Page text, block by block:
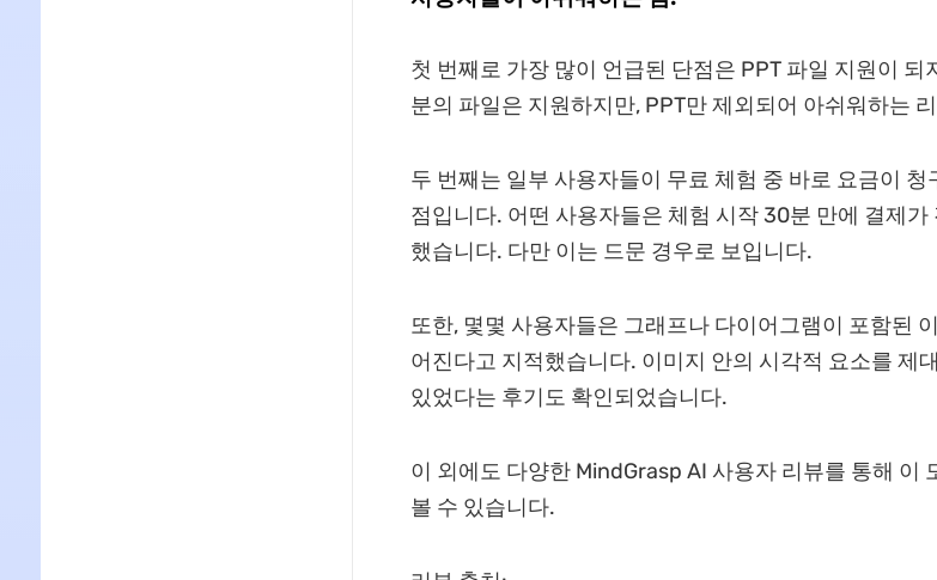
첫 번째로 가장 많이 언급된 단점은 PPT 파일 지원이 되
분의 파일은 지원하지만, PPT만 제외되어 아쉬워하는
두 번째는 일부 사용자들이 무료 체험 중 바로 요금이
점입니다. 어떤 사용자들은 체험 시작 30분 만에 결제
했습니다. 다만 이는 드문 경우로 보입니다.
또한, 몇몇 사용자들은 그래프나 다이어그램이 포함된
어진다고 지적했습니다. 이미지 안의 시각적 요소를 제
있었다는 후기도 확인되었습니다.
이 외에도 다양한 MindGrasp AI 사용자 리뷰를 통해 이
볼 수 있습니다.